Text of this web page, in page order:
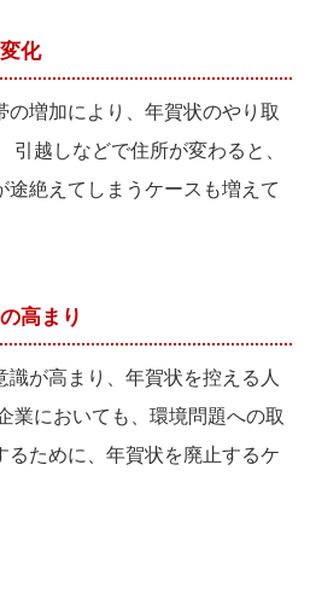
化
の増加により、年賀状のやり取
引越しなどで住所が変わると、
途絶えてしまうケースも増えて
高まり
識が高まり、年賀状を控える人
業においても、環境問題への取
るために、年賀状を廃止するケ